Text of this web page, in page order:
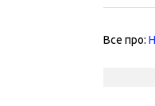
Все про: